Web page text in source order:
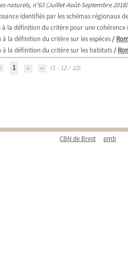
naturels, n°63 (Juillet-Août-Septembre 2018)
identifiés par les schémas régionaux
la définition du critère pour une
la définition du critère sur les espèces/
la définition du critère sur les habitats/
1
(1 - 12 / 12)
CBN de Brest pmb